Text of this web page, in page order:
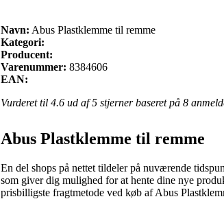
Navn: Abus Plastklemme til remme
Kategori:
Producent:
Varenummer: 8384606
EAN:
Vurderet til 4.6 ud af 5 stjerner baseret på 8
Abus Plastklemme til remme
En del shops på nettet tildeler på nuværende
som giver dig mulighed for at hente dine nye
prisbilligste fragtmetode ved køb af Abus